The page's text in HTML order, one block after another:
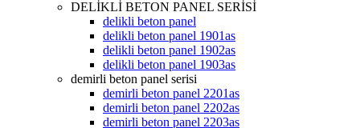
DELİKLİ BETON PANEL SERİSİ
delikli beton panel
delikli beton panel 1901as
delikli beton panel 1902as
delikli beton panel 1903as
demirli beton panel serisi
demirli beton panel 2201as
demirli beton panel 2202as
demirli beton panel 2203as